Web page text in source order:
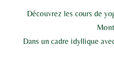
Découvrez les cours de
Dans un cadre idyllique